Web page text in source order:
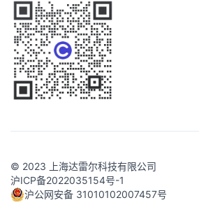
© 2023 上海达雷尔科技有限公司
沪ICP备2022035154号-1
沪公网安备 31010102007457号